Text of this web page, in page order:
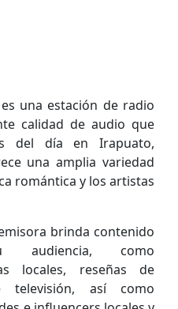
una estación de radio
calidad de audio que
del día en Irapuato,
una amplia variedad
romántica y los artistas
brinda contenido
audiencia, como
locales, reseñas de
así como